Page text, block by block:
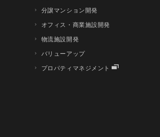
分譲マンション開発
オフィス・商業施設開発
物流施設開発
バリューアップ
プロパティマネジメント